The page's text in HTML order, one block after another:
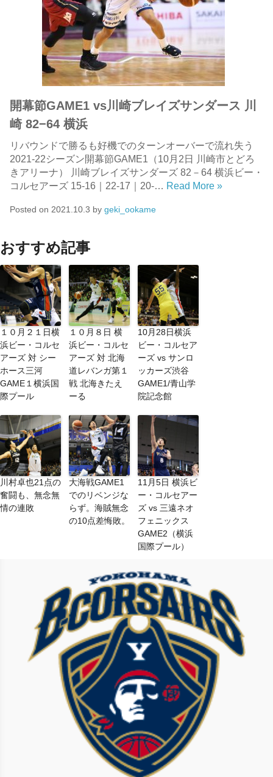
開幕節GAME1 vs川崎ブレイズサンダース 川
崎 82−64 横浜
リバウンドで勝るも好機でのターンオーバーで流れ失う
2021-22シーズン開幕節GAME1（10月2日 川崎市とどろ
きアリーナ） 川崎ブレイズサンダーズ 82－64 横浜ビー・
コルセアーズ 15-16｜22-17｜20-… Read More »
Posted on 2021.10.3 by geki_ookame
おすすめ記事
１０月２１日横
浜ビー・コルセ
アーズ 対 シー
ホース三河
GAME１横浜国
際プール
１０月８日 横
浜ビー・コルセ
アーズ 対 北海
道レバンガ第１
戦 北海きたえ
ーる
10月28日横浜
ビー・コルセア
ーズ vs サンロ
ッカーズ渋谷
GAME1/青山学
院記念館
川村卓也21点の
奮闘も、無念無
情の連敗
大海戦GAME1
でのリベンジな
らず。海賊無念
の10点差悔敗。
11月5日 横浜ビ
ー・コルセアー
ズ vs 三遠ネオ
フェニックス
GAME2（横浜
国際プール）